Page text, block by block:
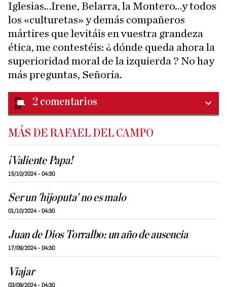
Iglesias…Irene, Belarra, la Montero…y todos
los «culturetas» y demás compañeros
mártires que levitáis en vuestra grandeza
ética, me contestéis: ¿ dónde queda ahora la
superioridad moral de la izquierda ? No hay
más preguntas, Señoría.
2 comentarios
MÁS DE RAFAEL DEL CAMPO
¡Valiente Papa!
15/10/2024 - 04:30
Ser un 'hijoputa' no es malo
01/10/2024 - 04:30
Juan de Dios Torralbo: un año de ausencia
17/09/2024 - 04:30
Viajar
03/09/2024 - 04:30